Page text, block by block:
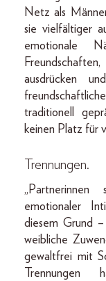
Netz als
sie vielfältiger
emotionale
ausdrücken
traditionell
keinen Platz für
Trennungen.
emotionaler
diesem Grund
weibliche
gewaltfrei mit
Trennungen